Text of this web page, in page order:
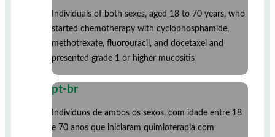
Individuals of both sexes, aged 18 to 70 years, who
started chemotherapy with cyclophosphamide,
methotrexate, fluorouracil, and docetaxel and
presented grade 1 or higher mucositis
pt-br
Indivíduos de ambos os sexos, com idade entre 18
e 70 anos que iniciaram quimioterapia com